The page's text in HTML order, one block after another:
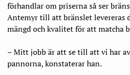
förhandlar om priserna så ser
Antemyr till att bränslet levereras
mängd och kvalitet för att matcha
– Mitt jobb är att se till att vi har
pannorna, konstaterar han.